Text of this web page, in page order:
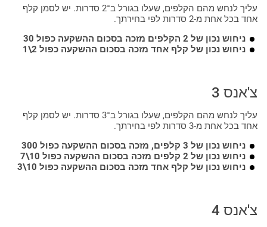
עליך לנחש מהם הקלפים, שעלו בגורל ב־2 סדרות. יש לסמן קלף
אחד בכל אחת מ-2 סדרות לפי בחירתך.
ניחוש נכון של 2 הקלפים מזכה בסכום ההשקעה כפול 30
ניחוש נכון של קלף אחד מזכה בסכום ההשקעה כפול 2\1
צ'אנס 3
עליך לנחש מהם הקלפים, שעלו בגורל ב־3 סדרות. יש לסמן קלף
אחד בכל אחת מ-3 סדרות לפי בחירתך.
ניחוש נכון של 3 קלפים, מזכה בסכום ההשקעה כפול 300
ניחוש נכון של 2 קלפים מזכה בסכום ההשקעה כפול 10\7
ניחוש נכון של קלף אחד מזכה בסכום ההשקעה כפול 10\3
צ'אנס 4